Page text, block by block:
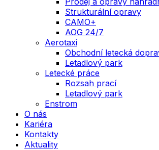
Strukturální opravy
CAMO+
AOG 24/7
Aerotaxi
Obchodní letecká
Letadlový park
Letecké práce
Rozsah prací
Letadlový park
Enstrom
O nás
Kariéra
Kontakty
Aktuality